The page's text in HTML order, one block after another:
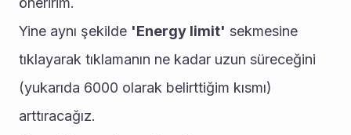
Yine aynı şekilde 'Energy limit' sekmesine
tıklayarak tıklamanın ne kadar uzun süreceğini
(yukarıda 6000 olarak belirttiğim kısmı)
arttıracağız.